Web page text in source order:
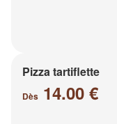
Pizza tartiflette
Dès 14.00 €